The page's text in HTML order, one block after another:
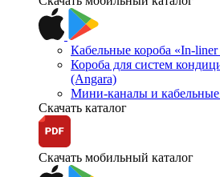
Кабельные короба «In-liner
Короба для систем
(Angara)
Мини-каналы и кабельные
Скачать каталог
Скачать мобильный каталог